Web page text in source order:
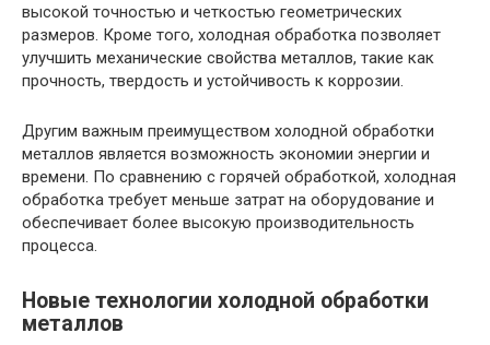
высокой точностью и четкостью геометрических
размеров. Кроме того, холодная обработка позволяет
улучшить механические свойства металлов, такие как
прочность, твердость и устойчивость к коррозии.
Другим важным преимуществом холодной обработки
металлов является возможность экономии энергии и
времени. По сравнению с горячей обработкой, холодная
обработка требует меньше затрат на оборудование и
обеспечивает более высокую производительность
процесса.
Новые технологии холодной обработки
металлов